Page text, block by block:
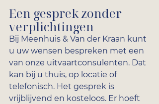
Een gesprek zonder
verplichtingen
Bij Meenhuis & Van der Kraan kunt
u uw wensen bespreken met een
van onze uitvaartconsulenten. Dat
kan bij u thuis, op locatie of
telefonisch. Het gesprek is
vrijblijvend en kosteloos. Er hoeft